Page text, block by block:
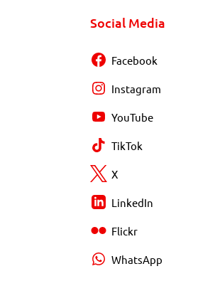
Social Media
Facebook
Instagram
YouTube
TikTok
X
LinkedIn
Flickr
WhatsApp